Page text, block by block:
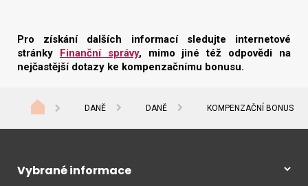
Pro získání dalších informací sledujte internetové
stránky Finanční správy, mimo jiné též odpovědi na
nejčastější dotazy ke kompenzačnímu bonusu.
DANĚ DANĚ KOMPENZAČNÍ BONUS
Vybrané informace